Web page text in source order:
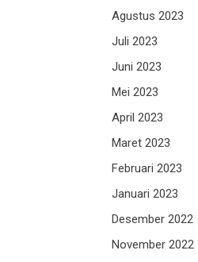
Agustus 2023
Juli 2023
Juni 2023
Mei 2023
April 2023
Maret 2023
Februari 2023
Januari 2023
Desember 2022
November 2022